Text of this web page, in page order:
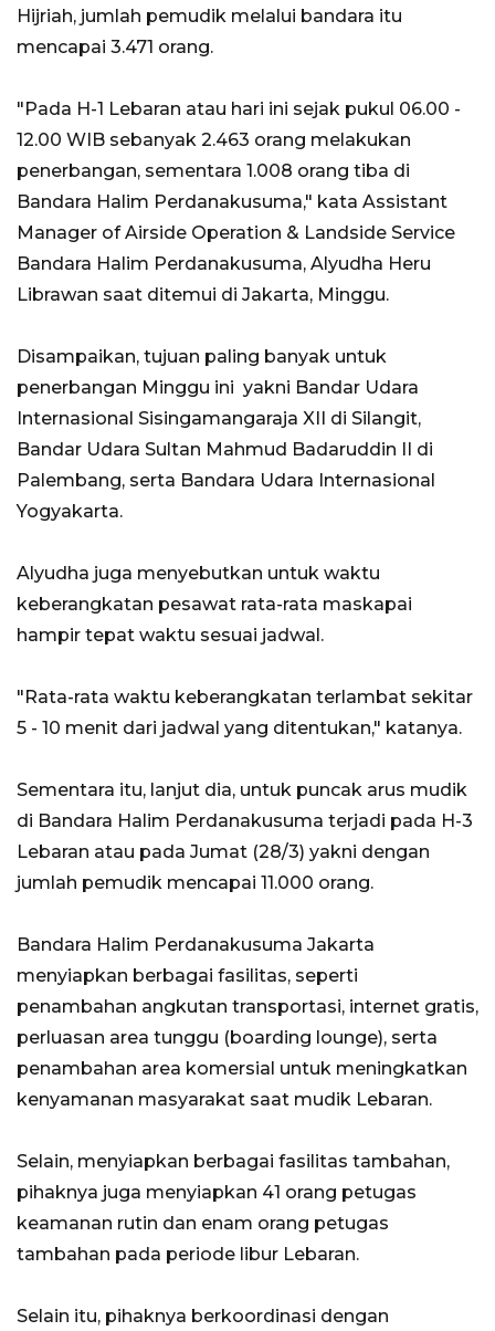
Hijriah, jumlah pemudik melalui bandara itu
mencapai 3.471 orang.
"Pada H-1 Lebaran atau hari ini sejak pukul 06.00 -
12.00 WIB sebanyak 2.463 orang melakukan
penerbangan, sementara 1.008 orang tiba di
Bandara Halim Perdanakusuma," kata Assistant
Manager of Airside Operation & Landside Service
Bandara Halim Perdanakusuma, Alyudha Heru
Librawan saat ditemui di Jakarta, Minggu.
Disampaikan, tujuan paling banyak untuk
penerbangan Minggu ini yakni Bandar Udara
Internasional Sisingamangaraja XII di Silangit,
Bandar Udara Sultan Mahmud Badaruddin II di
Palembang, serta Bandara Udara Internasional
Yogyakarta.
Alyudha juga menyebutkan untuk waktu
keberangkatan pesawat rata-rata maskapai
hampir tepat waktu sesuai jadwal.
"Rata-rata waktu keberangkatan terlambat sekitar
5 - 10 menit dari jadwal yang ditentukan," katanya.
Sementara itu, lanjut dia, untuk puncak arus mudik
di Bandara Halim Perdanakusuma terjadi pada H-3
Lebaran atau pada Jumat (28/3) yakni dengan
jumlah pemudik mencapai 11.000 orang.
Bandara Halim Perdanakusuma Jakarta
menyiapkan berbagai fasilitas, seperti
penambahan angkutan transportasi, internet gratis,
perluasan area tunggu (boarding lounge), serta
penambahan area komersial untuk meningkatkan
kenyamanan masyarakat saat mudik Lebaran.
Selain, menyiapkan berbagai fasilitas tambahan,
pihaknya juga menyiapkan 41 orang petugas
keamanan rutin dan enam orang petugas
tambahan pada periode libur Lebaran.
Selain itu, pihaknya berkoordinasi dengan